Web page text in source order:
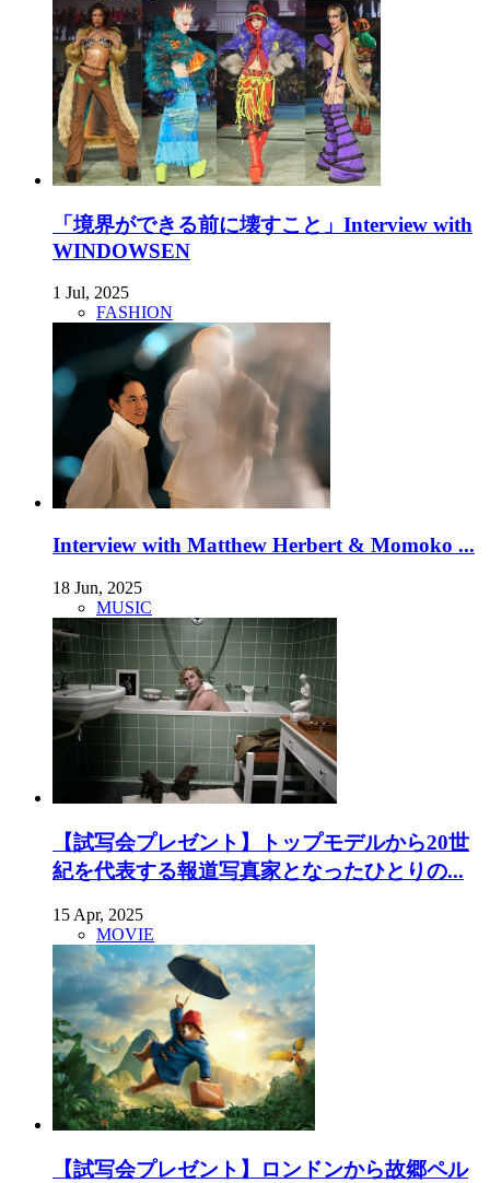
「境界ができる前に壊すこと」Interview with
WINDOWSEN
1 Jul, 2025
FASHION
Interview with Matthew Herbert & Momoko ...
18 Jun, 2025
MUSIC
【試写会プレゼント】トップモデルから20世
紀を代表する報道写真家となったひとりの...
15 Apr, 2025
MOVIE
【試写会プレゼント】ロンドンから故郷ペル